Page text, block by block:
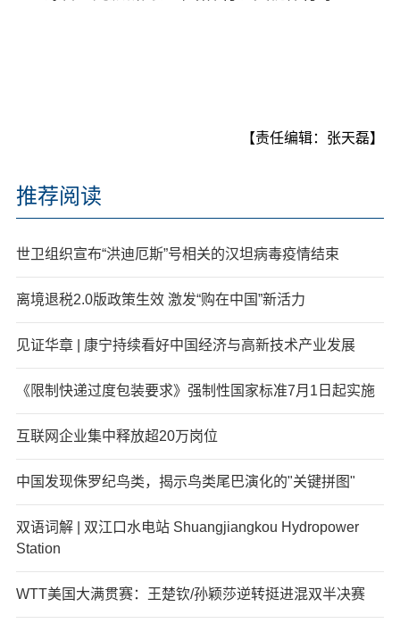
【责任编辑：张天磊】
推荐阅读
世卫组织宣布“洪迪厄斯”号相关的汉坦病毒疫情结束
离境退税2.0版政策生效 激发“购在中国”新活力
见证华章 | 康宁持续看好中国经济与高新技术产业发展
《限制快递过度包装要求》强制性国家标准7月1日起实施
互联网企业集中释放超20万岗位
中国发现侏罗纪鸟类，揭示鸟类尾巴演化的"关键拼图"
双语词解 | 双江口水电站 Shuangjiangkou Hydropower
Station
WTT美国大满贯赛：王楚钦/孙颖莎逆转挺进混双半决赛